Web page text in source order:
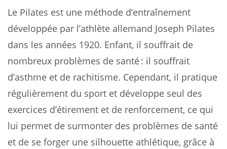
Le Pilates est une méthode d’entraînement
développée par l’athlète allemand Joseph Pilates
dans les années 1920. Enfant, il souffrait de
nombreux problèmes de santé : il souffrait
d’asthme et de rachitisme. Cependant, il pratique
régulièrement du sport et développe seul des
exercices d’étirement et de renforcement, ce qui
lui permet de surmonter des problèmes de santé
et de se forger une silhouette athlétique, grâce à